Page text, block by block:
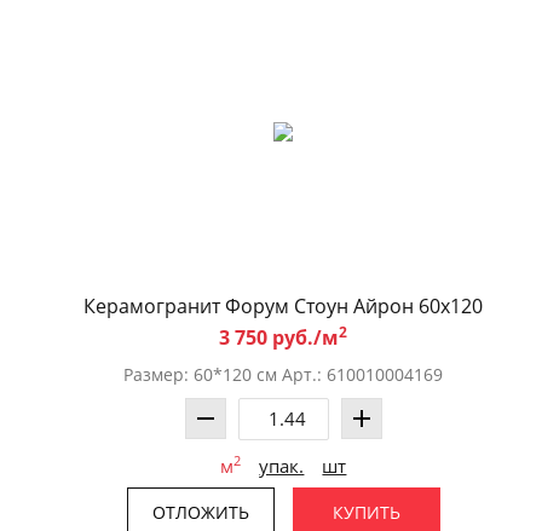
Керамогранит Форум Стоун Айрон 60x120
3 750 руб./м2
Размер: 60*120 см Арт.: 610010004169
м2 упак. шт
ОТЛОЖИТЬ КУПИТЬ